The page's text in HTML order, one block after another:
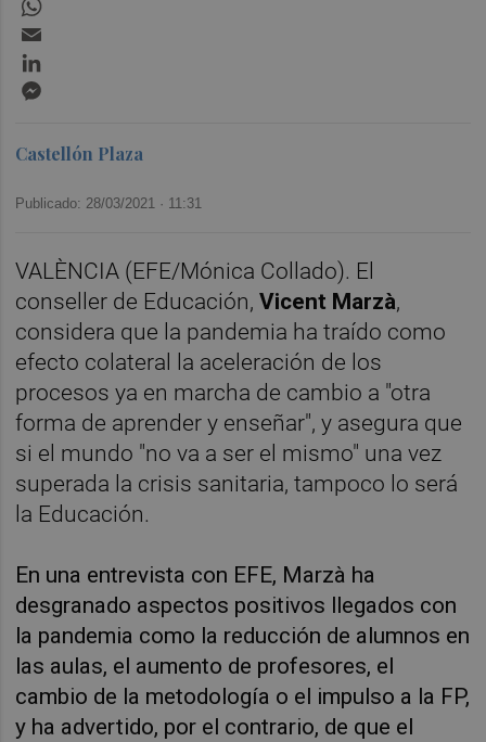
Castellón Plaza
Publicado: 28/03/2021 · 11:31
VALÈNCIA (EFE/Mónica Collado). El
conseller de Educación,Vicent Marzà,
considera que la pandemia ha traído como
efecto colateral la aceleración de los
procesos ya en marcha de cambio a "otra
forma de aprender y enseñar", y asegura que
si el mundo "no va a ser el mismo" una vez
superada la crisis sanitaria, tampoco lo será
la Educación.
En una entrevista con EFE, Marzà ha
desgranado aspectos positivos llegados con
la pandemia como la reducción de alumnos en
las aulas, el aumento de profesores, el
cambio de la metodología o el impulso a la FP,
y ha advertido, por el contrario, de que el